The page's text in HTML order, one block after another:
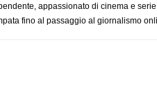
appassionato di cinema e serie
fino al passaggio al giornalismo